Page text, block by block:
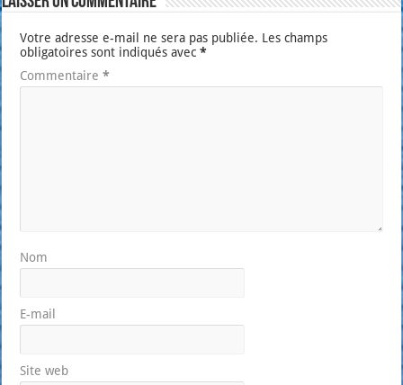
Votre adresse e-mail ne sera pas publiée. Les champs
obligatoires sont indiqués avec*
Commentaire*
Nom
E-mail
Site web